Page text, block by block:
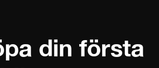
din första